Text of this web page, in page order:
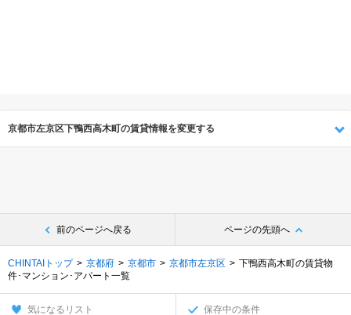
京都市左京区下鴨西高木町の賃貸情報を変更する
前のページへ戻る ページの先頭へ
CHINTAIトップ 京都府 京都市 京都市左京区
下鴨西高木町の賃貸物
件･マンション･アパート一覧
気になるリスト 保存中の条件